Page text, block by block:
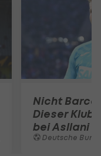
Nicht Barca
Dieser Klub
bei Asllani
Deutsche